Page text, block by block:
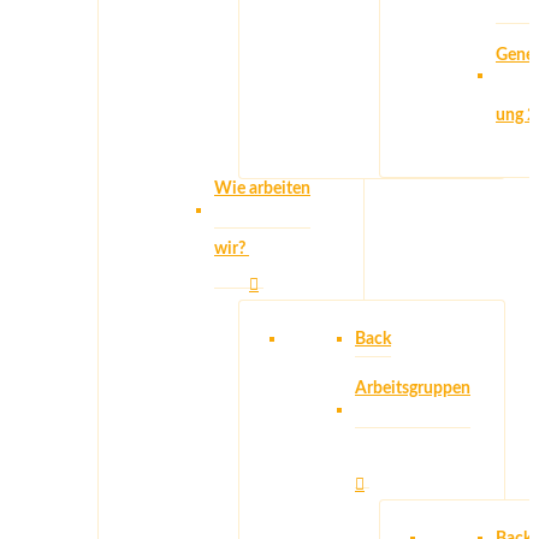
ung
Wie arbeiten
wir?
Back
Arbeitsgruppen